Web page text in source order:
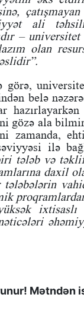
ali
–
olan
görə,
belə
gözə ala
zamanda,
səviyyəsi ilə
tələb və
daxil
tələbələrin
yüksək
Mətndən